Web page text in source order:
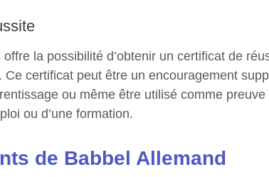
la possibilité d’obtenir un certificat de
Ce certificat peut être un encouragement
ou même être utilisé comme
ou d’une formation.
de Babbel Allemand